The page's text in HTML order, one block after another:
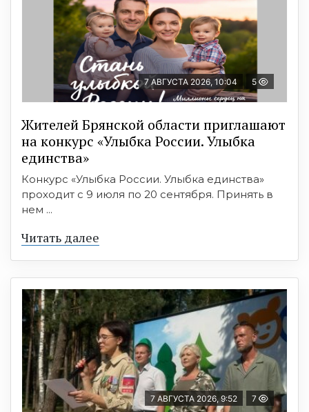
7 АВГУСТА 2026, 10:04 5
Жителей Брянской области приглашают
на конкурс «Улыбка России. Улыбка
единства»
Конкурс «Улыбка России. Улыбка единства»
проходит с 9 июля по 20 сентября. Принять в
нем ...
Читать далее
7 АВГУСТА 2026, 9:52 7